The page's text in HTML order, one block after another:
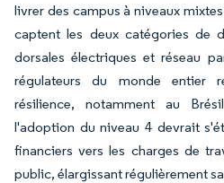
livrer des campus à niveaux
captent les deux catégories de
dorsales électriques et réseau
régulateurs du monde entier
résilience, notamment au
l'adoption du niveau 4 devrait
financiers vers les charges de
public, élargissant régulièrement